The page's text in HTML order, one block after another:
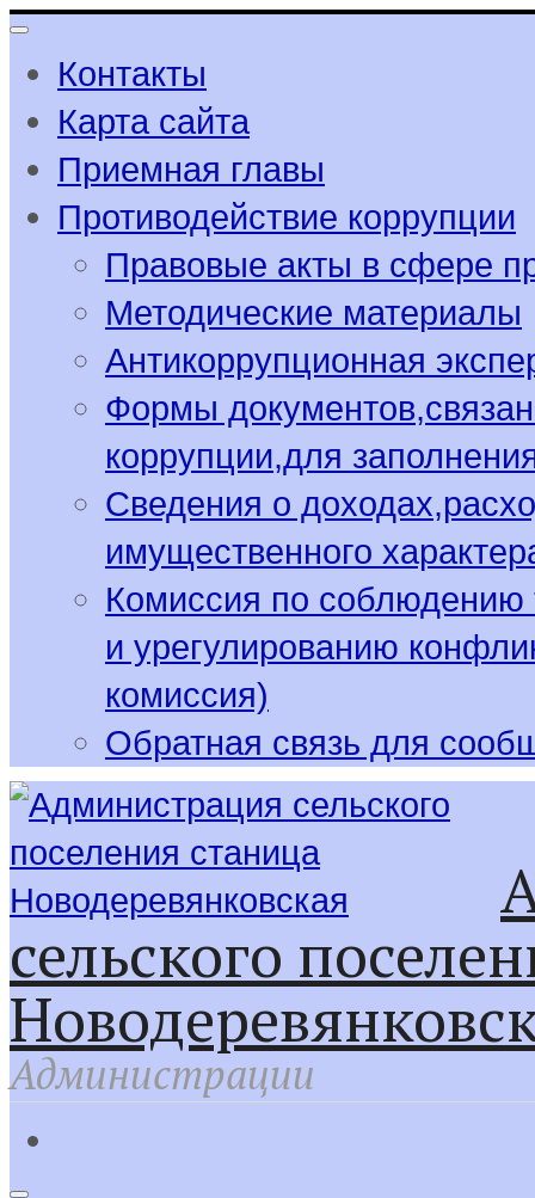
Контакты
Карта сайта
Приемная главы
Противодействие коррупции
Правовые акты в сфере
Методические материалы
Антикоррупционная
Формы
коррупции,для
Сведения о
имущественного
Комиссия по соблюдению
и урегулированию
комиссия)
Обратная связь для
сельского
Администрации